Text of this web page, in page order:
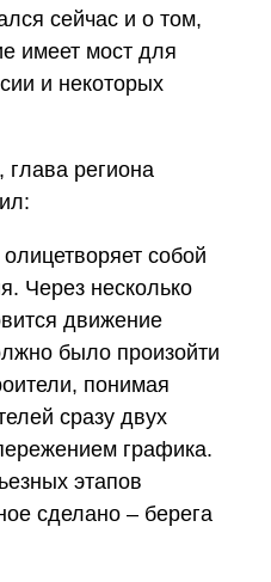
сейчас и о том,
имеет мост для
и некоторых
глава региона
собой
Через несколько
движение
было произойти
понимая
сразу двух
графика.
этапов
сделано – берега